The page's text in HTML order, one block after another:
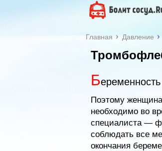
Главная Давление
Б
Поэтому
необходимо во
специалиста —
соблюдать все
окончания